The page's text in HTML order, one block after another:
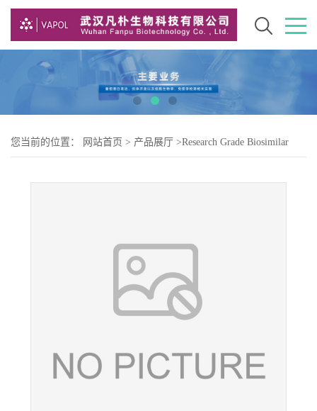
您当前的位置： 网站首页 > 产品展厅 >Research Grade Biosimilar